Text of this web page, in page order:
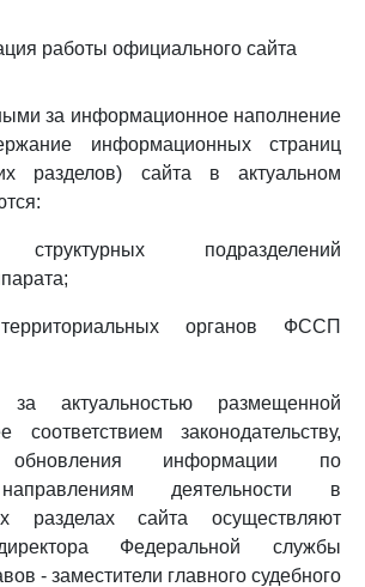
работы официального сайта
за информационное наполнение
информационных страниц
разделов) сайта в актуальном
структурных подразделений
территориальных органов ФССП
актуальностью размещенной
законодательству,
обновления информации по
деятельности в
разделах сайта осуществляют
Федеральной службы
- заместители главного судебного